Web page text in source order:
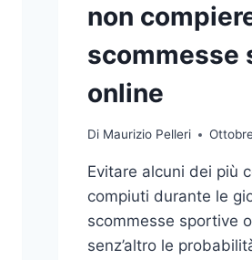
TIPOGRAFIA
ONLINE?
ECCO
non
scommesse
online
Di Maurizio Pelleri
Evitare alcuni dei più
compiuti durante le
scommesse sportive
senz’altro le